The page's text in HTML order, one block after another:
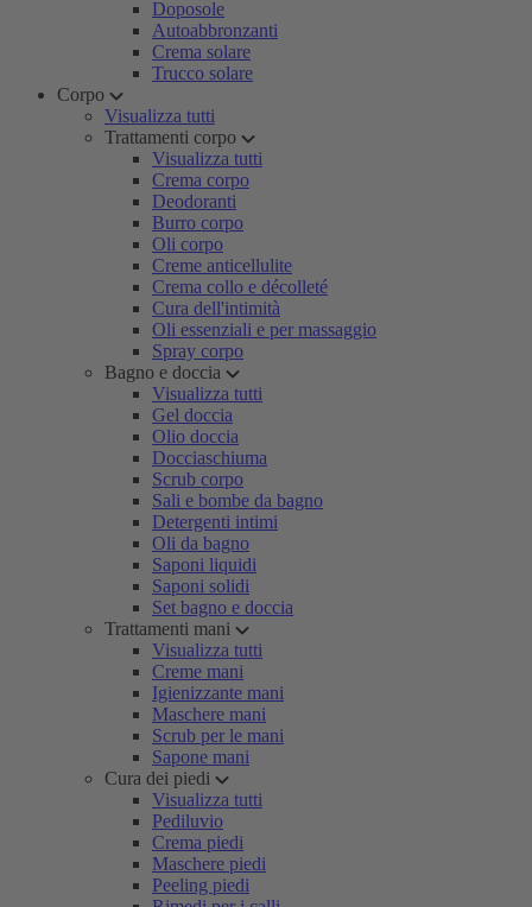
Doposole
Autoabbronzanti
Crema solare
Trucco solare
Corpo
Visualizza tutti
Trattamenti corpo
Visualizza tutti
Crema corpo
Deodoranti
Burro corpo
Oli corpo
Creme anticellulite
Crema collo e décolleté
Cura dell'intimità
Oli essenziali e per massaggio
Spray corpo
Bagno e doccia
Visualizza tutti
Gel doccia
Olio doccia
Docciaschiuma
Scrub corpo
Sali e bombe da bagno
Detergenti intimi
Oli da bagno
Saponi liquidi
Saponi solidi
Set bagno e doccia
Trattamenti mani
Visualizza tutti
Creme mani
Igienizzante mani
Maschere mani
Scrub per le mani
Sapone mani
Cura dei piedi
Visualizza tutti
Pediluvio
Crema piedi
Maschere piedi
Peeling piedi